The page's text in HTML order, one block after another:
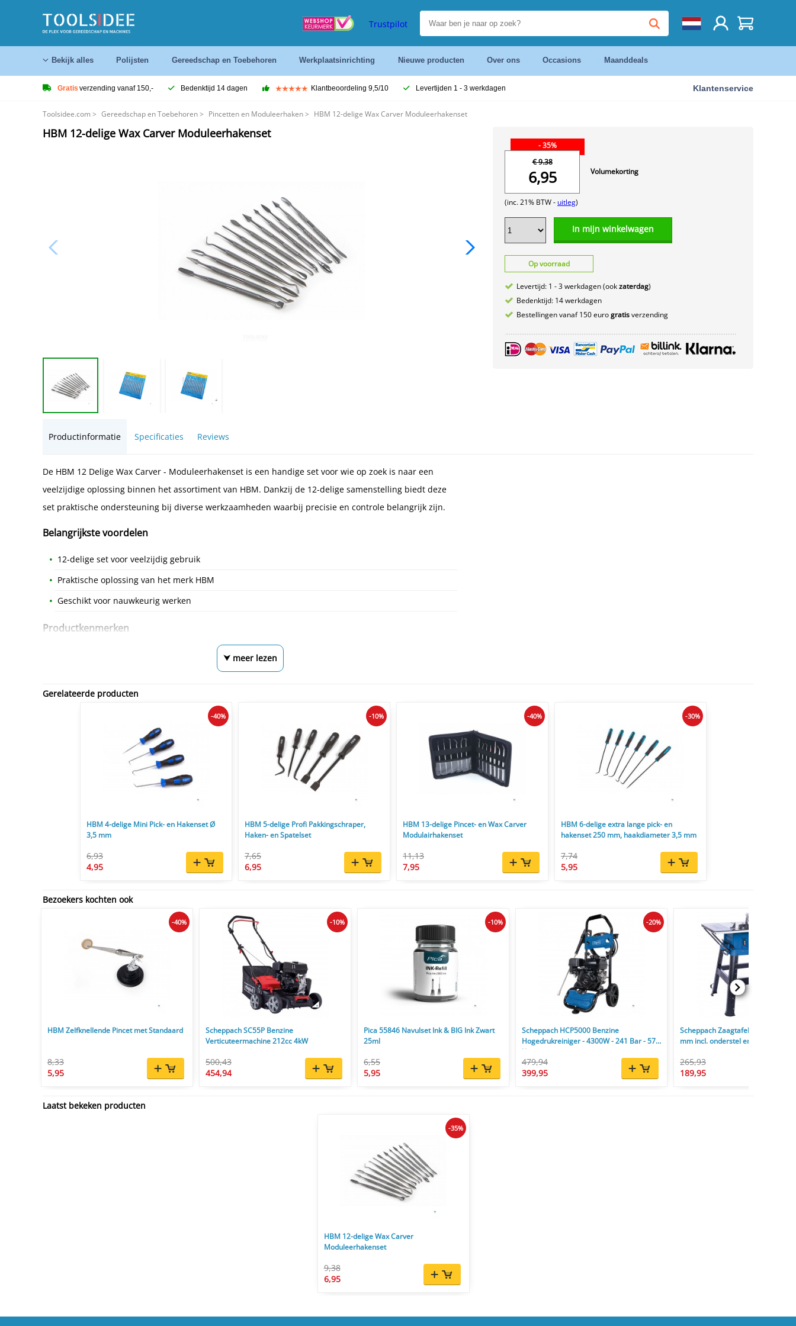
Trustpilot
Bekijk alles Polijsten Gereedschap en Toebehoren Werkplaatsinrichting Nieuwe producten Over ons Occasions Maanddeals
Gratis verzending vanaf 150,- Bedenktijd 14 dagen Klantbeoordeling 9,5/10 Levertijden 1 - 3 werkdagen Klantenservice
Toolsidee.com > Gereedschap en Toebehoren> Pincetten en Moduleerhaken> HBM 12-delige Wax Carver Moduleerhakenset
HBM 12-delige Wax Carver Moduleerhakenset
- 35%
€ 9.38
6,95
(inc. 21% BTW - uitleg)
Volumekorting
In mijn winkelwagen
Op voorraad
Levertijd: 1 - 3 werkdagen (ookzaterdag)
Bedenktijd: 14 werkdagen
Bestellingen vanaf 150 eurogratisverzending
Productinformatie Specificaties Reviews
De HBM 12 Delige Wax Carver - Moduleerhakenset is een handige set voor wie op zoek is naar een
veelzijdige oplossing binnen het assortiment van HBM. Dankzij de 12-delige samenstelling biedt deze
set praktische ondersteuning bij diverse werkzaamheden waarbij precisie en controle belangrijk zijn.
Belangrijkste voordelen
12-delige set voor veelzijdig gebruik
Praktische oplossing van het merk HBM
Geschikt voor nauwkeurig werken
Productkenmerken
⮟ meer lezen
Gerelateerde producten
HBM 4-delige Mini Pick- en Hakenset Ø
3,5 mm
6,93
4,95
-40%
HBM 5-delige Profi Pakkingschraper,
Haken- en Spatelset
7,65
6,95
-10%
HBM 13-delige Pincet- en Wax Carver
Modulairhakenset
11,13
7,95
-40%
HBM 6-delige extra lange pick- en
hakenset 250 mm, haakdiameter 3,5 mm
7,74
5,95
-30%
Bezoekers kochten ook
HBM Zelfknellende Pincet met Standaard
8,33
5,95
-40%
Scheppach SC55P Benzine
Verticuteermachine 212cc 4kW
500,43
454,94
-10%
Pica 55846 Navulset Ink & BIG Ink Zwart
25ml
6,55
5,95
-10%
Scheppach HCP5000 Benzine
Hogedrukreiniger - 4300W - 241 Bar - 570
l/u
479,94
399,95
-20%
Scheppach Zaagtafel HS254
mm incl. onderstel en zaagblad
265,93
189,95
Laatst bekeken producten
HBM 12-delige Wax Carver
Moduleerhakenset
9,38
6,95
-35%